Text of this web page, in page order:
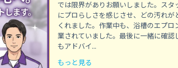
では限界がありお願いしました。ス
にプロらしさを感じさせ、どの汚れ
くれました。作業中も、浴槽のエプ
業されていました。最後に一緒に確
もアドバイ...
もっと見る